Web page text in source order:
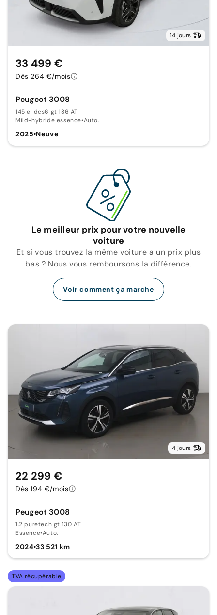
14 jours
Peugeot 3008
145 e-dcs6 gt 136 AT
Mild-hybride essence•Auto.
2025•Neuve
33 499 €
Dès 264 €/mois
Le meilleur prix pour votre nouvelle
voiture
Et si vous trouvez la même voiture a un prix plus
bas ? Nous vous remboursons la différence.
Voir comment ça marche
4 jours
Peugeot 3008
1.2 puretech gt 130 AT
Essence•Auto.
2024•33 521 km
22 299 €
Dès 194 €/mois
TVA récupérable